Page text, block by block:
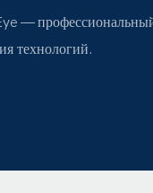
—
технологий.